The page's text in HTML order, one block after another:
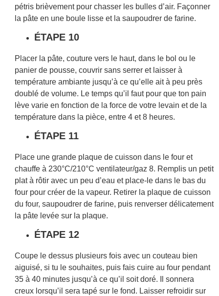
pétris brièvement pour chasser les bulles d’air. Façonner
la pâte en une boule lisse et la saupoudrer de farine.
ÉTAPE 10
Placer la pâte, couture vers le haut, dans le bol ou le
panier de pousse, couvrir sans serrer et laisser à
température ambiante jusqu’à ce qu’elle ait à peu près
doublé de volume. Le temps qu’il faut pour que ton pain
lève varie en fonction de la force de votre levain et de la
température dans la pièce, entre 4 et 8 heures.
ÉTAPE 11
Place une grande plaque de cuisson dans le four et
chauffe à 230°C/210°C ventilateur/gaz 8. Remplis un petit
plat à rôtir avec un peu d’eau et place-le dans le bas du
four pour créer de la vapeur. Retirer la plaque de cuisson
du four, saupoudrer de farine, puis renverser délicatement
la pâte levée sur la plaque.
ÉTAPE 12
Coupe le dessus plusieurs fois avec un couteau bien
aiguisé, si tu le souhaites, puis fais cuire au four pendant
35 à 40 minutes jusqu’à ce qu’il soit doré. Il sonnera
creux lorsqu’il sera tapé sur le fond. Laisser refroidir sur